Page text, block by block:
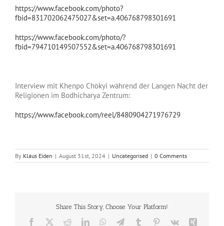
https://www.facebook.com/photo?
fbid=831702062475027&set=a.406768798301691
https://www.facebook.com/photo/?
fbid=794710149507552&set=a.406768798301691
Interview mit Khenpo Chökyi während der Langen Nacht der
Religionen im Bodhicharya Zentrum:
https://www.facebook.com/reel/8480904271976729
By Klaus Eiden | August 31st, 2024 | Uncategorised | 0 Comments
Share This Story, Choose Your Platform!
Facebook RedditLinkedInWhatsApp
TelegramTumblr Pinterest
Vk